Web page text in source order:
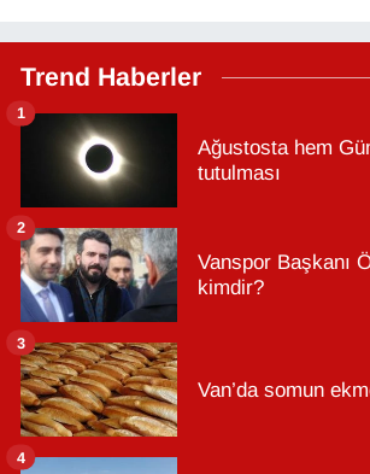
Trend Haberler
Ağustosta hem
tutulması
1
Vanspor Başkanı
kimdir?
2
Van’da somun
3
4